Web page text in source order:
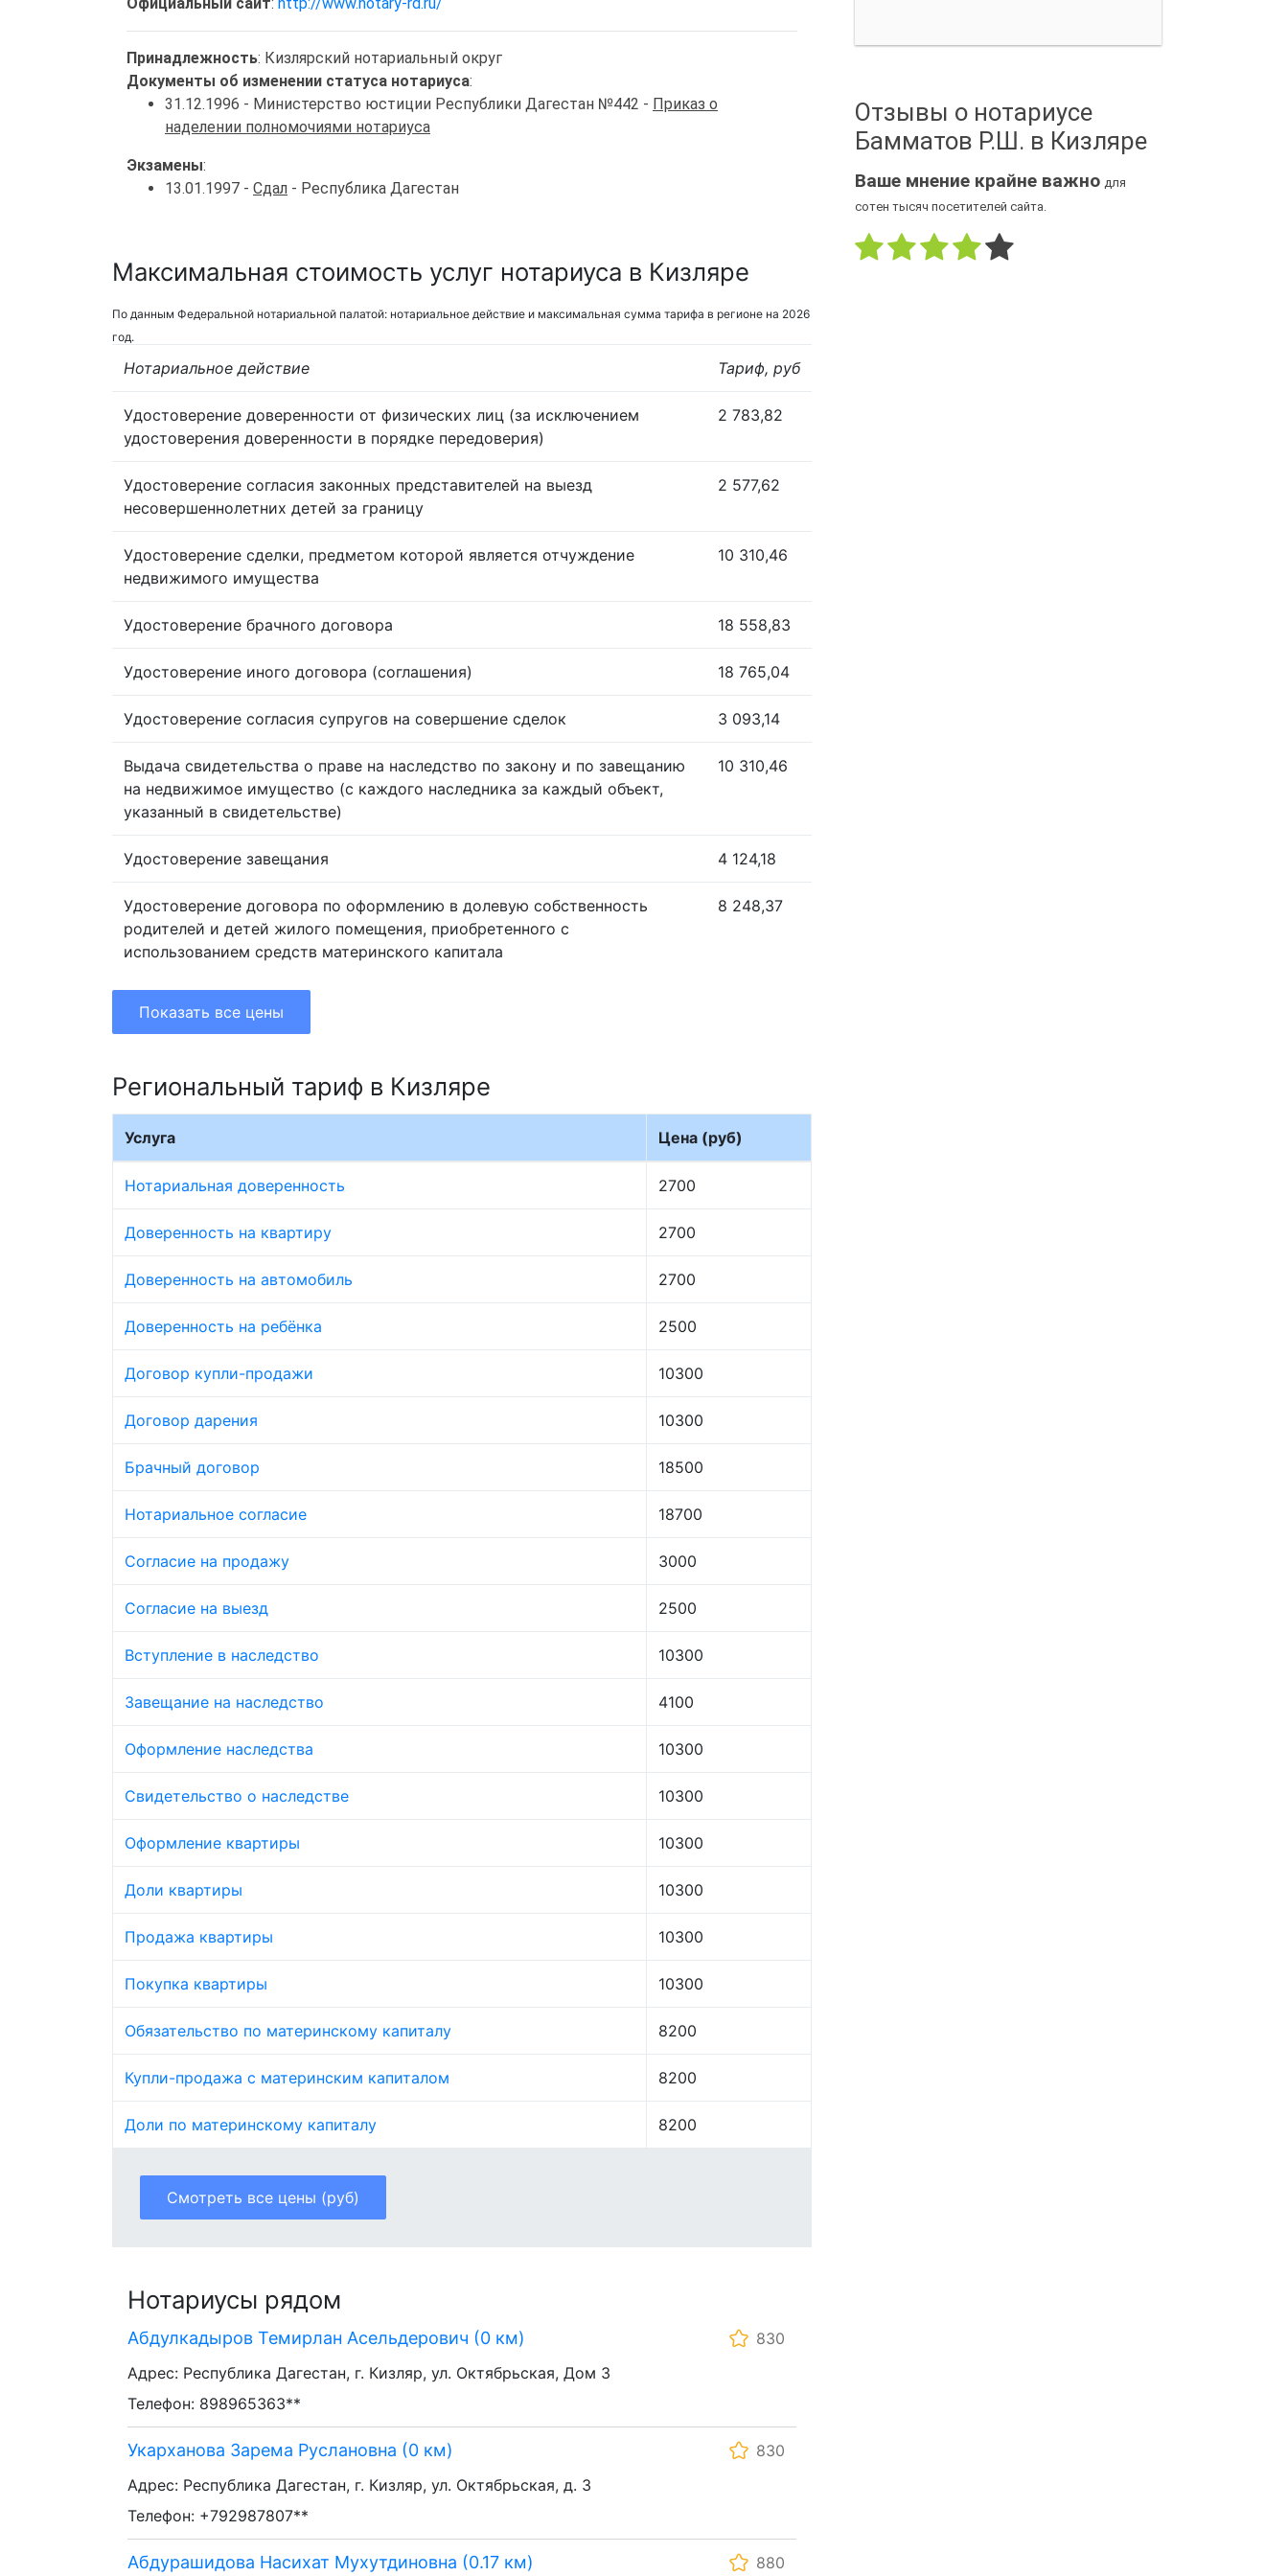
Принадлежность: Кизлярский нотариальный округ
Документы об изменении статуса нотариуса:
31.12.1996 - Министерство юстиции Республики Дагестан №442 - Приказ о
наделении полномочиями нотариуса
Экзамены:
13.01.1997 - Сдал - Республика Дагестан
Максимальная стоимость услуг нотариуса в Кизляре
По данным Федеральной нотариальной палатой: нотариальное действие и максимальная сумма тарифа в регионе на 2026
год.
Нотариальное действие Тариф, руб
Удостоверение доверенности от физических лиц (за исключением
удостоверения доверенности в порядке передоверия)
2 783,82
Удостоверение согласия законных представителей на выезд
несовершеннолетних детей за границу
2 577,62
Удостоверение сделки, предметом которой является отчуждение
недвижимого имущества
10 310,46
Удостоверение брачного договора 18 558,83
Удостоверение иного договора (соглашения) 18 765,04
Удостоверение согласия супругов на совершение сделок 3 093,14
Выдача свидетельства о праве на наследство по закону и по завещанию
на недвижимое имущество (с каждого наследника за каждый объект,
указанный в свидетельстве)
10 310,46
Удостоверение завещания 4 124,18
Удостоверение договора по оформлению в долевую собственность
родителей и детей жилого помещения, приобретенного с
использованием средств материнского капитала
8 248,37
Показать все цены
Региональный тариф в Кизляре
Услуга Цена (руб)
Нотариальная доверенность 2700
Доверенность на квартиру 2700
Доверенность на автомобиль 2700
Доверенность на ребёнка 2500
Договор купли-продажи 10300
Договор дарения 10300
Брачный договор 18500
Нотариальное согласие 18700
Согласие на продажу 3000
Согласие на выезд 2500
Вступление в наследство 10300
Завещание на наследство 4100
Оформление наследства 10300
Свидетельство о наследстве 10300
Оформление квартиры 10300
Доли квартиры 10300
Продажа квартиры 10300
Покупка квартиры 10300
Обязательство по материнскому капиталу 8200
Купли-продажа с материнским капиталом 8200
Доли по материнскому капиталу 8200
Смотреть все цены (руб)
Нотариусы рядом
Абдулкадыров Темирлан Асельдерович (0 км)
830
Адрес: Республика Дагестан, г. Кизляр, ул. Октябрьская, Дом 3
Телефон: 898965363**
Укарханова Зарема Руслановна (0 км)
830
Адрес: Республика Дагестан, г. Кизляр, ул. Октябрьская, д. 3
Телефон: +792987807**
Абдурашидова Насихат Мухутдиновна (0.17 км) 880
Отзывы о нотариусе
Бамматов Р.Ш. в Кизляре
Ваше мнение крайне важно для
сотен тысяч посетителей сайта.